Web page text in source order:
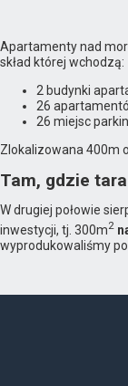
Apartamenty nad
skład której wchodzą:
2 budynki
26
26 miejsc
Zlokalizowana 400m
Tam, gdzie
W drugiej połowie
inwestycji, tj. 300m2
wyprodukowaliśmy